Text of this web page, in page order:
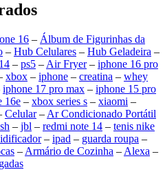
16 – Álbum de Figurinhas da
– Hub Celulares – Hub Geladeira –
– ps5 – Air Fryer– iphone 16 pro
xbox – iphone – creatina – whey
iphone 17 pro max – iphone 15 pro
16e – xbox series s – xiaomi –
Celular– Ar Condicionado Portátil
– jbl – redmi note 14 – tenis nike
– ipad – guarda roupa –
– Armário de Cozinha – Alexa –